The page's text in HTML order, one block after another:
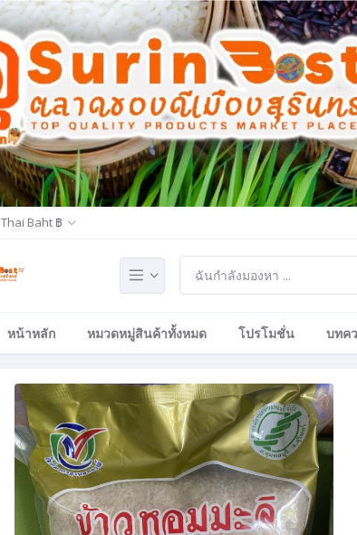
Thai Baht ฿
หน้าหลัก หมวดหมู่สินค้าทั้งหมด โปรโมชั่น บทค